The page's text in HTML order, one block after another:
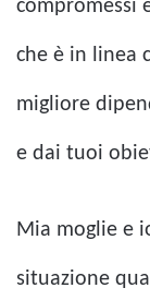
compromessi
che è in linea
migliore
e dai tuoi
Mia moglie e
situazione